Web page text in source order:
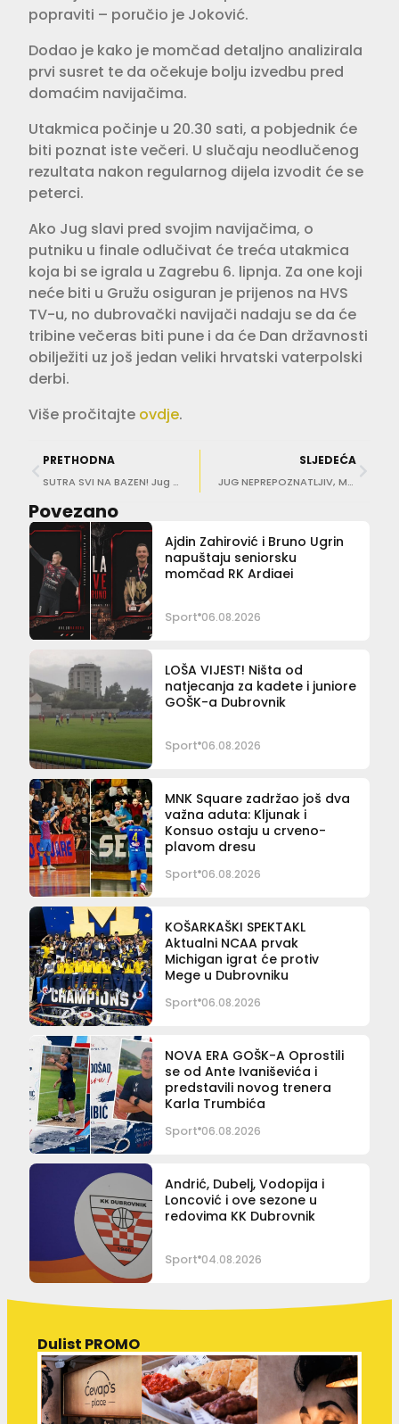
popraviti – poručio je Joković.
Dodao je kako je momčad detaljno analizirala
prvi susret te da očekuje bolju izvedbu pred
domaćim navijačima.
Utakmica počinje u 20.30 sati, a pobjednik će
biti poznat iste večeri. U slučaju neodlučenog
rezultata nakon regularnog dijela izvodit će se
peterci.
Ako Jug slavi pred svojim navijačima, o
putniku u finale odlučivat će treća utakmica
koja bi se igrala u Zagrebu 6. lipnja. Za one koji
neće biti u Gružu osiguran je prijenos na HVS
TV-u, no dubrovački navijači nadaju se da će
tribine večeras biti pune i da će Dan državnosti
obilježiti uz još jedan veliki hrvatski vaterpolski
derbi.
Više pročitajte ovdje.
PRETHODNA
SUTRA SVI NA BAZEN! Jug traži majstoricu pred punim tribinama Gruža
SLJEDEĆA
JUG NEPREPOZNATLJIV, MLADOST U FINALU Kobešćak: ‘Preuzimam punu odgovornost’
Povezano
Ajdin Zahirović i Bruno Ugrin
napuštaju seniorsku
momčad RK Ardiaei
Sport 06.08.2026
LOŠA VIJEST! Ništa od
natjecanja za kadete i juniore
GOŠK-a Dubrovnik
Sport 06.08.2026
MNK Square zadržao još dva
važna aduta: Kljunak i
Konsuo ostaju u crveno-
plavom dresu
Sport 06.08.2026
KOŠARKAŠKI SPEKTAKL
Aktualni NCAA prvak
Michigan igrat će protiv
Mege u Dubrovniku
Sport 06.08.2026
NOVA ERA GOŠK-A Oprostili
se od Ante Ivaniševića i
predstavili novog trenera
Karla Trumbića
Sport 06.08.2026
Andrić, Dubelj, Vodopija i
Loncović i ove sezone u
redovima KK Dubrovnik
Sport 04.08.2026
Dulist PROMO